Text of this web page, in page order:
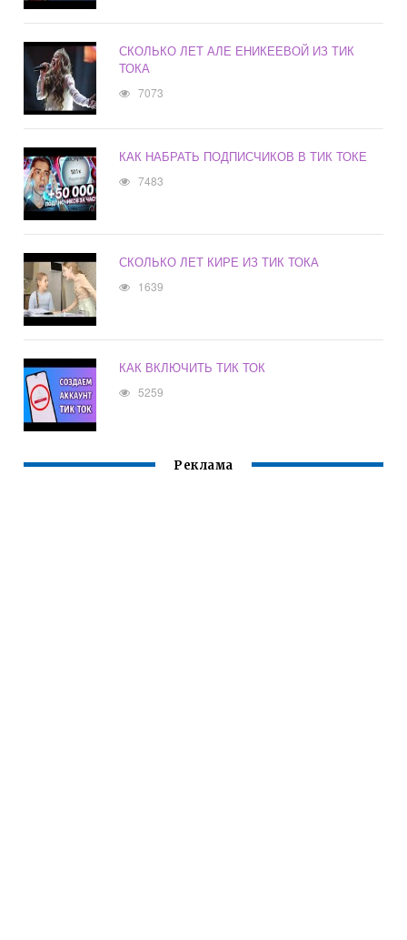
СКОЛЬКО ЛЕТ АЛЕ ЕНИКЕЕВОЙ ИЗ ТИК
ТОКА
7073
КАК НАБРАТЬ ПОДПИСЧИКОВ В ТИК ТОКЕ
7483
СКОЛЬКО ЛЕТ КИРЕ ИЗ ТИК ТОКА
1639
КАК ВКЛЮЧИТЬ ТИК ТОК
5259
Реклама